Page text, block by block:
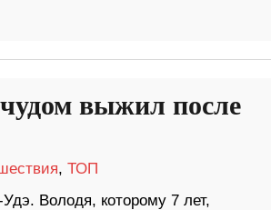
выжил после
, ТОП
Володя, которому 7 лет,